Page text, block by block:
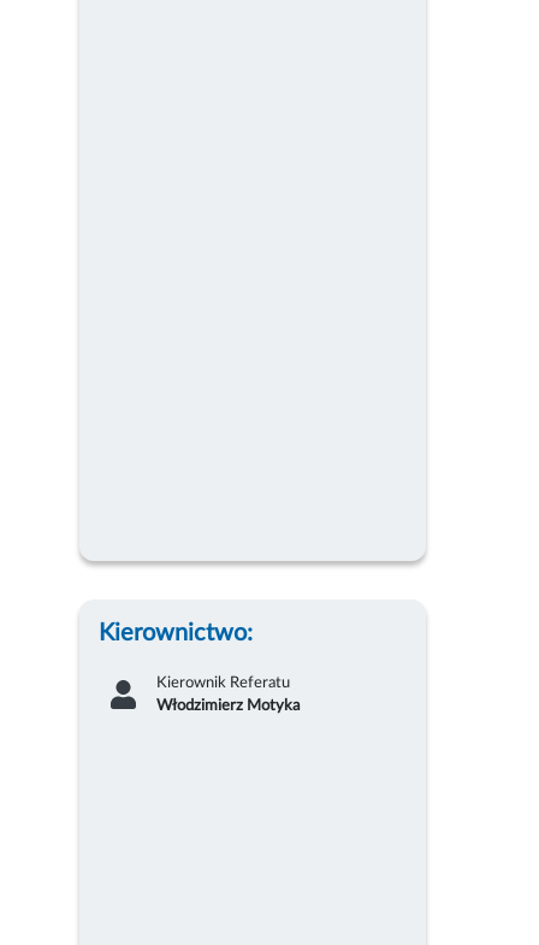
Kierownictwo:
Kierownik Referatu
Włodzimierz Motyka